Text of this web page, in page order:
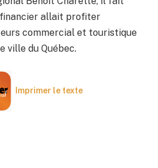
allait profiter
commercial et touristique
ville du Québec.
Imprimer le texte